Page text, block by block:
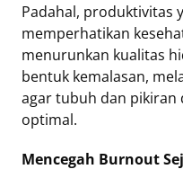
Padahal, produktivitas
memperhatikan
menurunkan kualitas
bentuk kemalasan,
agar tubuh dan pikiran
optimal.
Mencegah Burnout